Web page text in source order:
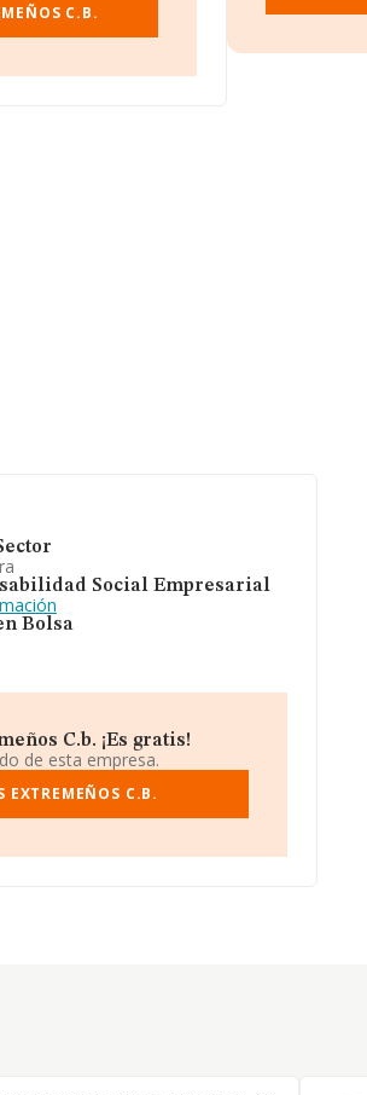
C.B.
Social Empresarial
Bolsa
C.b. ¡Es gratis!
de esta empresa.
EXTREMEÑOS C.B.